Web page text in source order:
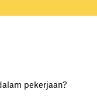
pekerjaan?